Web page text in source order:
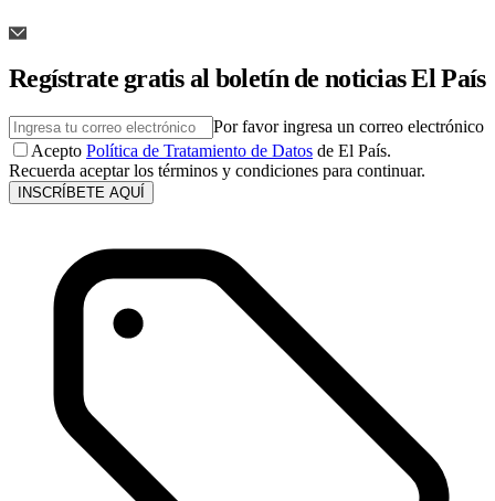
Regístrate gratis al boletín de noticias El País
Por favor ingresa un correo electrónico
Acepto Política de Tratamiento de Datos de El País.
Recuerda aceptar los términos y condiciones para continuar.
INSCRÍBETE AQUÍ